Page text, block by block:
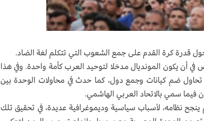
قدرة كرة القدم على جمع الشعوب التي تتكلم لغة الضاد.
في أن يكون المونديال مدخلا لتوحيد العرب كأمة واحدة. وفي هذا
تحاول ضم كيانات وجمع دول، كما حدث في محاولات الوحدة بين
فيما سمي بالاتحاد العربي الهاشمي.
نظامه، لأسباب سياسية وديموغرافية عديدة، في تحقيق تلك